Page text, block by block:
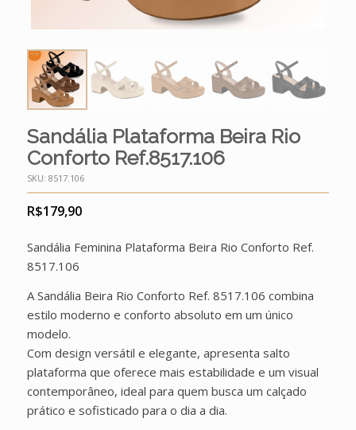
Sandália Plataforma Beira Rio
Conforto Ref.8517.106
SKU: 8517.106
R$179,90
Sandália Feminina Plataforma Beira Rio Conforto Ref.
8517.106
A Sandália Beira Rio Conforto Ref. 8517.106 combina
estilo moderno e conforto absoluto em um único
modelo.
Com design versátil e elegante, apresenta salto
plataforma que oferece mais estabilidade e um visual
contemporâneo, ideal para quem busca um calçado
prático e sofisticado para o dia a dia.